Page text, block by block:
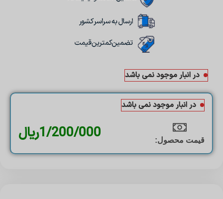
در انبار موجود نمی باشد
در انبار موجود نمی باشد
قیمت محصول:​ 1/200/000ریال